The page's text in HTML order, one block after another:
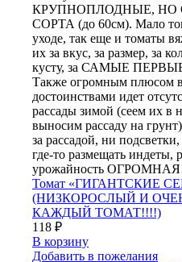
КРУПНОПЛОДНЫЕ, НО
СОРТА (до 60см). Мало
уходе, так еще и томаты
их за вкус, за размер, за
кусту, за САМЫЕ
Также огромным плюсом в
достоинствами идет
рассады зимой (сеем их в
выносим рассаду на
за рассадой, ни
где-то размещать индеты,
урожайность
Томат «ГИГАНТСКИЕ
(НИЗКОРОСЛЫЙ И
КАЖДЫЙ ТОМАТ!!!!)
118 ₽
В корзину
Добавить в пожелания